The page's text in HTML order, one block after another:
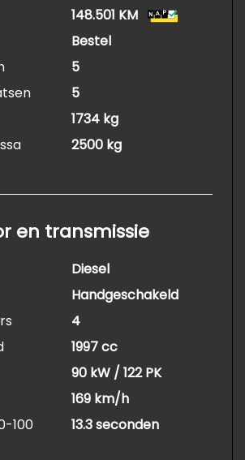
148.501 KM
Bestel
5
5
1734 kg
2500 kg
en transmissie
Diesel
Handgeschakeld
4
1997 cc
90 kW / 122 PK
169 km/h
100
13.3 seconden